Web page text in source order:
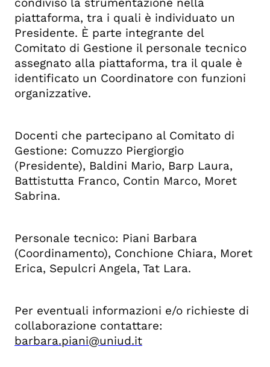
condiviso la strumentazione nella
piattaforma, tra i quali è individuato un
Presidente. È parte integrante del
Comitato di Gestione il personale tecnico
assegnato alla piattaforma, tra il quale è
identificato un Coordinatore con funzioni
organizzative.
Docenti che partecipano al Comitato di
Gestione: Comuzzo Piergiorgio
(Presidente), Baldini Mario, Barp Laura,
Battistutta Franco, Contin Marco, Moret
Sabrina.
Personale tecnico: Piani Barbara
(Coordinamento), Conchione Chiara, Moret
Erica, Sepulcri Angela, Tat Lara.
Per eventuali informazioni e/o richieste di
collaborazione contattare:
barbara.piani@uniud.it